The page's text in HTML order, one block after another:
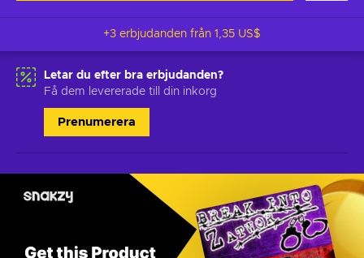
+3 erbjudanden från 1,35 US$
Letar du efter bra erbjudanden?
Få dem levererade till din inkorg
Prenumerera